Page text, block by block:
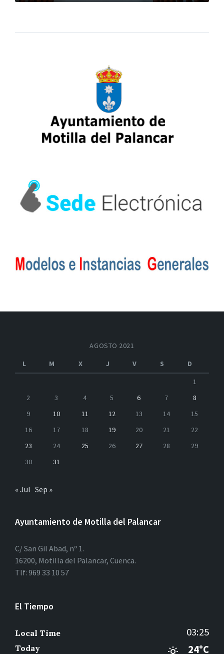
AGOSTO 2021
L
M X J V S
D
1
2
3 4 5 6 7
8
9
10 11 12 13 14
15
16
17 18 19 20 21
22
23
24 25 26 27 28
29
30
31
« Jul Sep »
Ayuntamiento de Motilla del Palancar
C/ San Gil Abad, nº 1.
16200, Motilla del Palancar, Cuenca.
Tlf: 969 33 10 57
El Tiempo
Local Time 03:25
Today 24°C